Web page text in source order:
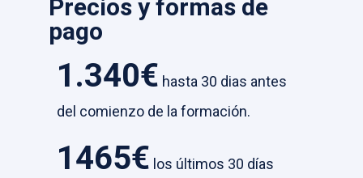
Precios y formas de
pago
1.340€ hasta 30 dias antes
del comienzo de la formación.
1465€ los últimos 30 días